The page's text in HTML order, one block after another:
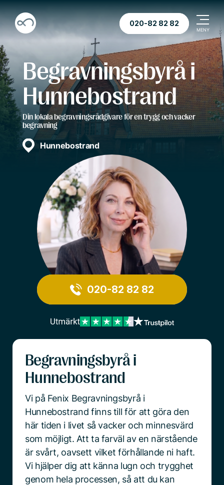
020-82 82 82
Begravningsbyrå i
Hunnebostrand
Din lokala begravningsrådgivare för en trygg och vacker
begravning
Hunnebostrand
020-82 82 82
Begravningsbyrå i
Hunnebostrand
Vi på Fenix Begravningsbyrå i
Hunnebostrand finns till för att göra den
här tiden i livet så vacker och minnesvärd
som möjligt. Att ta farväl av en närstående
är svårt, oavsett vilket förhållande ni haft.
Vi hjälper dig att känna lugn och trygghet
genom hela processen, så att du kan